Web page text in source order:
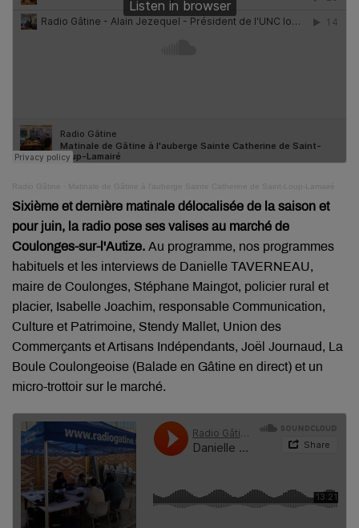
Radio Gâtine Matinale de Gâtine à l'auberge Sainte Catherine de Saint-Loup-Lamairé
Sixième et dernière matinale délocalisée de la saison et
pour juin, la radio pose ses valises au marché de
Coulonges-sur-l'Autize. Au programme, nos programmes
habituels et les interviews de Danielle TAVERNEAU,
maire de Coulonges, Stéphane Maingot, policier rural et
placier, Isabelle Joachim, responsable Communication,
Culture et Patrimoine, Stendy Mallet, Union des
Commerçants et Artisans Indépendants, Joël Journaud, La
Boule Coulongeoise (Balade en Gâtine en direct) et un
micro-trottoir sur le marché.